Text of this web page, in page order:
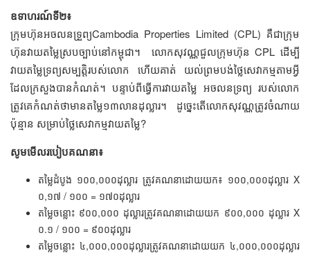
ឧទាហរណ៍ទី២៖
ក្រុមហ៊ុនអចលនទួ្រព្យCambodia Properties Limited (CPL) គឺជាក្រុម
ហ៊ុនវាយតម្លៃស្របច្បាប់នៅកម្ពុជា។ លោកសុវណ្ណជួលក្រុមហ៊ុន CPL ដើម្បី
វាយតម្លៃទ្រព្យសម្បត្តិរបស់លោក ហើយគាត់ យល់ព្រមបង់ថ្លៃសេវាកម្មតាមអ្វី
ដែលក្រសួងបានកំណត់។ បន្ទាប់ពីធ្វើការវាយតម្លៃ អចលនទ្រព្យ រប​ស់លោក
ត្រូវគេកំណត់ថាមានតម្លៃ១៣លានដុល្លារ។ ដូច្នេះតើលោកសុវណ្ណត្រូវចំណាយ
ប៉ុន្មាន សម្រាប់ថ្លៃសេវាកម្មវាយតម្លៃ?
សូមមើលរបៀបគណនា៖
តម្លៃដំបូង ១០០,០០០ដុល្លារ ត្រូវគណនាដោយយក៖ ១០០,០០០ដុល្លារ X
០,១៧ / ១០០ = ១៧០ដុល្លារ
តម្លៃចន្លោះ ៩០០,០០០ ដុល្លារត្រូវគណនាដោយយក ៩០០,០០០ ដុល្លារ X
០.១ / ១០០ = ៩០០ដុល្លារ
តម្លៃចន្លោះ ៤,០០០,០០០ដុល្លារត្រូវគណនាដោយយក ៤,០០០,០០០ដុល្លារ